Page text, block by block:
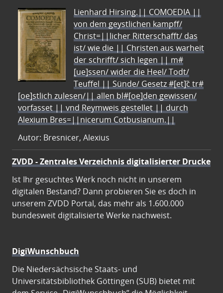
Lienhard Hirsing.|| COMOEDIA ||
von dem geystlichen kampff/
Christ=||licher Ritterschafft/ das
ist/ wie die || Christen aus warheit
der schrifft/ sich legen || m#
[ue]ssen/ wider die Heel/ Todt/
Teuffel || Sünde/ Gesetz #[et]c̃ tr#
[oe]stlich zulesen/|| allen bl#[oe]den gewissen/
vorfasset || vnd Reymweis gestellet || durch
Alexium Bres=||nicerum Cotbusianum.||
Autor: Bresnicer, Alexius
ZVDD - Zentrales Verzeichnis digitalisierter Drucke
Ist Ihr gesuchtes Werk noch nicht in unserem
digitalen Bestand? Dann probieren Sie es doch in
unserem ZVDD Portal, das mehr als 1.600.000
bundesweit digitalisierte Werke nachweist.
DigiWunschbuch
Die Niedersächsische Staats- und
Universitätsbibliothek Göttingen (SUB) bietet mit